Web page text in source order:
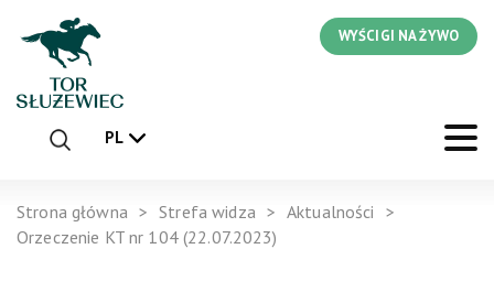
WYŚCIGI NA ŻYWO
PL
Strona główna Strefa widza
Aktualności
Orzeczenie KT nr 104 (22.07.2023)